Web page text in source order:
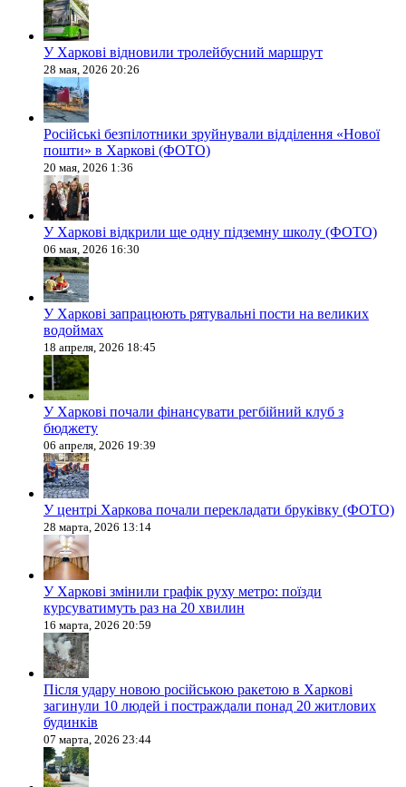
У Харкові відновили тролейбусний маршрут
28 мая, 2026 20:26
Російські безпілотники зруйнували відділення «Нової
пошти» в Харкові (ФОТО)
20 мая, 2026 1:36
У Харкові відкрили ще одну підземну школу (ФОТО)
06 мая, 2026 16:30
У Харкові запрацюють рятувальні пости на великих
водоймах
18 апреля, 2026 18:45
У Харкові почали фінансувати регбійний клуб з
бюджету
06 апреля, 2026 19:39
У центрі Харкова почали перекладати бруківку (ФОТО)
28 марта, 2026 13:14
У Харкові змінили графік руху метро: поїзди
курсуватимуть раз на 20 хвилин
16 марта, 2026 20:59
Після удару новою російською ракетою в Харкові
загинули 10 людей і постраждали понад 20 житлових
будинків
07 марта, 2026 23:44